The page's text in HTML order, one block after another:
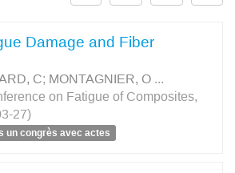
Damage and Fiber
C; MONTAGNIER, O ...
on Fatigue of Composites,
27)
un congrès avec actes